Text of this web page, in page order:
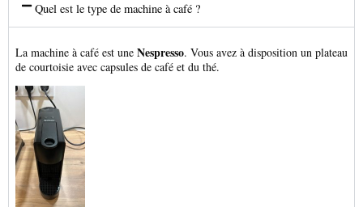
Quel est le type de machine à café ?
La machine à café est une Nespresso. Vous avez à disposition un plateau
de courtoisie avec capsules de café et du thé.